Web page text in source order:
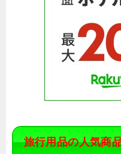
旅行用品の人気商